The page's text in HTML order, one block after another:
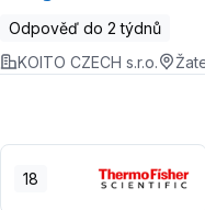
Odpověď do 2 týdnů
KOITO CZECH s.r.o.
18